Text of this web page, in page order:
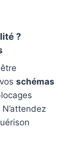
?
schémas